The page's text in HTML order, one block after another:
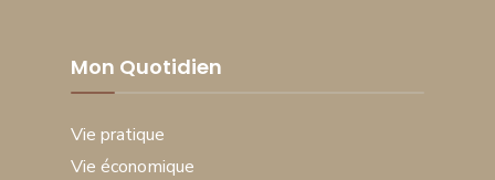
Mon Quotidien
Vie pratique
Vie économique